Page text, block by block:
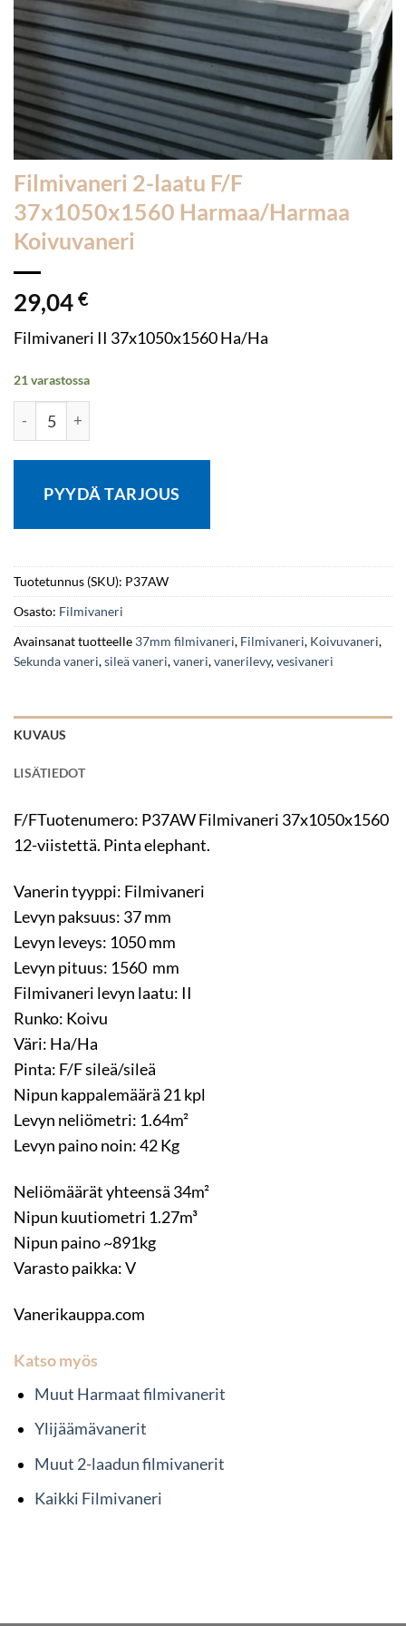
Filmivaneri 2-laatu F/F
37x1050x1560 Harmaa/Harmaa
Koivuvaneri
29,04 €
Filmivaneri II 37x1050x1560 Ha/Ha
21 varastossa
Filmivaneri 2-laatu F/F 37x1050x1560 Harmaa/Harmaa
PYYDÄ TARJOUS
Tuotetunnus (SKU): P37AW
Osasto: Filmivaneri
Avainsanat tuotteelle 37mm filmivaneri, Filmivaneri, Koivuvaneri,
Sekunda vaneri,sileä vaneri,vaneri,vanerilevy,vesivaneri
KUVAUS
LISÄTIEDOT
F/FTuotenumero: P37AW Filmivaneri 37x1050x1560
12-viistettä. Pinta elephant.
Vanerin tyyppi: Filmivaneri
Levyn paksuus: 37 mm
Levyn leveys: 1050 mm
Levyn pituus: 1560 mm
Filmivaneri levyn laatu: II
Runko: Koivu
Väri: Ha/Ha
Pinta: F/F sileä/sileä
Nipun kappalemäärä 21 kpl
Levyn neliömetri: 1.64m²
Levyn paino noin: 42 Kg
Neliömäärät yhteensä 34m²
Nipun kuutiometri 1.27m³
Nipun paino ~891kg
Varasto paikka: V
Vanerikauppa.com
Katso myös
Muut Harmaat filmivanerit
Ylijäämävanerit
Muut 2-laadun filmivanerit
Kaikki Filmivaneri